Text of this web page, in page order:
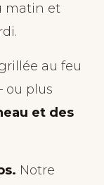
matin et
au feu
ou plus
et des
Notre